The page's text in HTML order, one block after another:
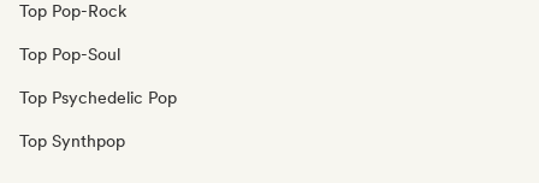
Top Pop-Rock
Top Pop-Soul
Top Psychedelic Pop
Top Synthpop